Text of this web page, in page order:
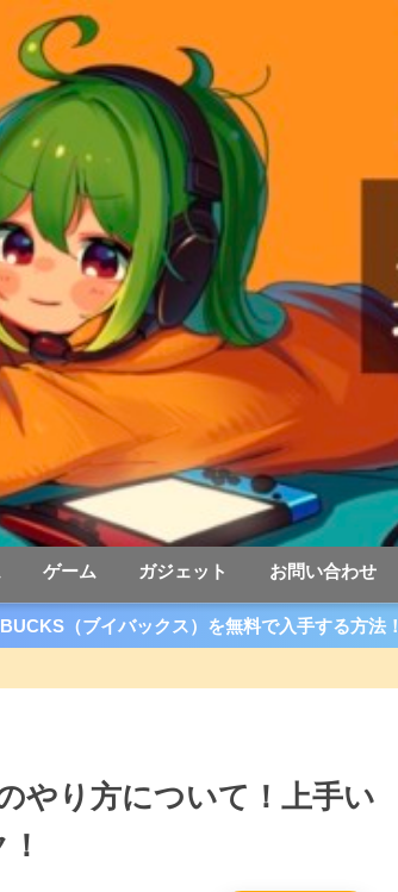
ゲーム ガジェット お問い合わせ
（ブイバックス）を無料で入手する方法！
やり方について！上手い